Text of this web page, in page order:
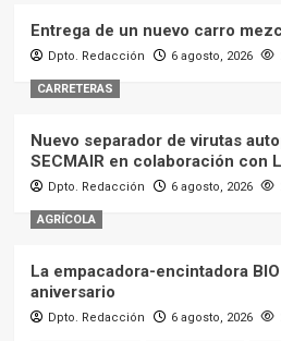
Entrega de un nuevo carro
Dpto. Redacción 6 agosto, 2026
CARRETERAS
Nuevo separador de virutas
SECMAIR en colaboración con
Dpto. Redacción 6 agosto, 2026
AGRÍCOLA
La empacadora-encintadora
aniversario
Dpto. Redacción 6 agosto, 2026